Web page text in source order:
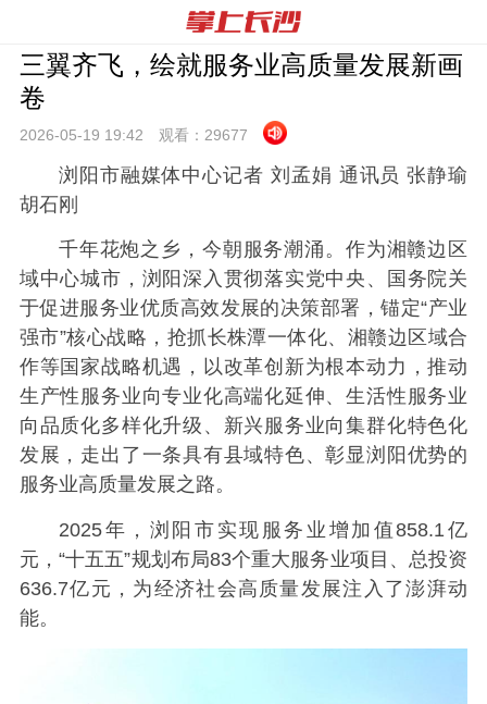
三翼齐飞，绘就服务业高质量发展新画
卷
2026-05-19 19:42 观看： 29677
浏阳市融媒体中心记者 刘孟娟 通讯员 张静瑜
胡石刚
千年花炮之乡，今朝服务潮涌。作为湘赣边区
域中心城市，浏阳深入贯彻落实党中央、国务院关
于促进服务业优质高效发展的决策部署，锚定“产业
强市”核心战略，抢抓长株潭一体化、湘赣边区域合
作等国家战略机遇，以改革创新为根本动力，推动
生产性服务业向专业化高端化延伸、生活性服务业
向品质化多样化升级、新兴服务业向集群化特色化
发展，走出了一条具有县域特色、彰显浏阳优势的
服务业高质量发展之路。
2025年，浏阳市实现服务业增加值858.1亿
元，“十五五”规划布局83个重大服务业项目、总投资
636.7亿元，为经济社会高质量发展注入了澎湃动
能。